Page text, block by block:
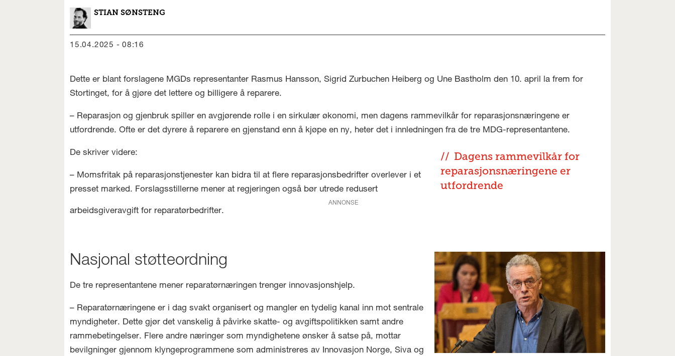
STIAN SØNSTENG
15.04.2025 - 08:16
Dette er blant forslagene MGDs representanter Rasmus Hansson, Sigrid Zurbuchen Heiberg og Une Bastholm den 10. april la frem for
Stortinget, for å gjøre det lettere og billigere å reparere.
– Reparasjon og gjenbruk spiller en avgjørende rolle i en sirkulær økonomi, men dagens rammevilkår for reparasjonsnæringene er
utfordrende. Ofte er det dyrere å reparere en gjenstand enn å kjøpe en ny, heter det i innledningen fra de tre MDG-representantene.
Dagens rammevilkår for
reparasjonsnæringene er
utfordrende
De skriver videre:
ANNONSE
– Momsfritak på reparasjonstjenester kan bidra til at flere reparasjonsbedrifter overlever i et
presset marked. Forslagsstillerne mener at regjeringen også bør utrede redusert
arbeidsgiveravgift for reparatørbedrifter.
Nasjonal støtteordning
De tre representantene mener reparatørnæringen trenger innovasjonshjelp.
– Reparatørnæringene er i dag svakt organisert og mangler en tydelig kanal inn mot sentrale
myndigheter. Dette gjør det vanskelig å påvirke skatte- og avgiftspolitikken samt andre
rammebetingelser. Flere andre næringer som myndighetene ønsker å satse på, mottar
bevilgninger gjennom klyngeprogrammene som administreres av Innovasjon Norge, Siva og